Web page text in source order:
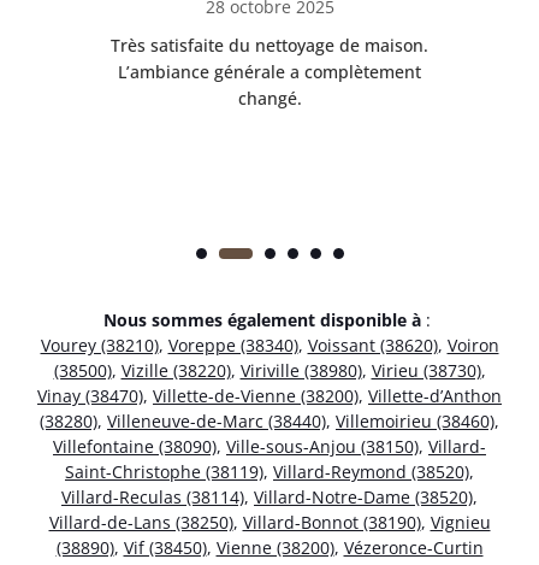
28 octobre 2025
Très satisfaite du nettoyage de maison.
L’ambiance générale a complètement
changé.
Nous sommes également disponible à :
Vourey (38210), Voreppe (38340), Voissant (38620), Voiron
(38500), Vizille (38220), Viriville (38980), Virieu (38730),
Vinay (38470), Villette-de-Vienne (38200), Villette-d’Anthon
(38280), Villeneuve-de-Marc (38440), Villemoirieu (38460),
Villefontaine (38090), Ville-sous-Anjou (38150), Villard-
Saint-Christophe (38119), Villard-Reymond (38520),
Villard-Reculas (38114), Villard-Notre-Dame (38520),
Villard-de-Lans (38250), Villard-Bonnot (38190), Vignieu
(38890), Vif (38450), Vienne (38200), Vézeronce-Curtin